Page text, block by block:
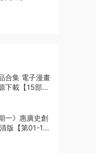
合集 電子漫畫
下載【15部合
PDF格式】
畫】
一》惠廣史創
版【第01-11